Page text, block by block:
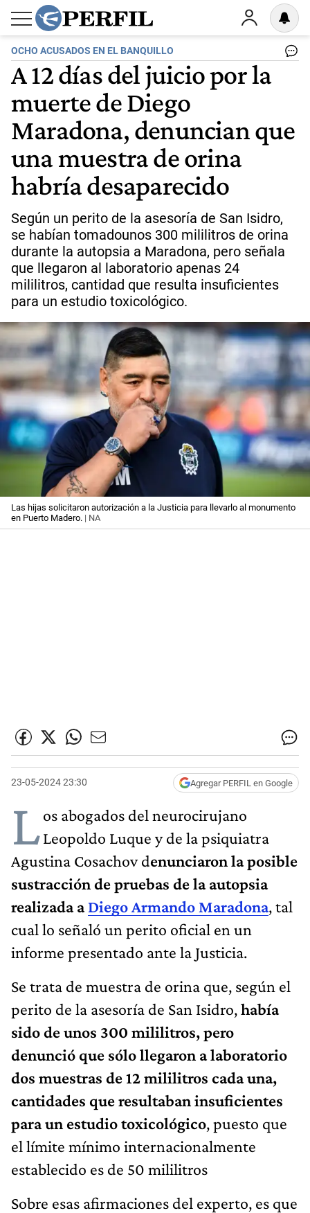
OCHO ACUSADOS EN EL BANQUILLO
A 12 días del juicio por la
muerte de Diego
Maradona, denuncian que
una muestra de orina
habría desaparecido
Según un perito de la asesoría de San Isidro,
se habían tomadounos 300 mililitros de orina
durante la autopsia a Maradona, pero señala
que llegaron al laboratorio apenas 24
mililitros, cantidad que resulta insuficientes
para un estudio toxicológico.
Las hijas solicitaron autorización a la Justicia para llevarlo al monumento
en Puerto Madero. | NA
23-05-2024 23:30 Agregar PERFIL en Google
Los abogados del neurocirujano
Leopoldo Luque y de la psiquiatra
Agustina Cosachov denunciaron la posible
sustracción de pruebas de la autopsia
realizada aDiego Armando Maradona, tal
cual lo señaló un perito oficial en un
informe presentado ante la Justicia.
Se trata de muestra de orina que, según el
perito de la asesoría de San Isidro,había
sido de unos 300 mililitros, pero
denunció que sólo llegaron a laboratorio
dos muestras de 12 mililitros cada una,
cantidades que resultaban insuficientes
para un estudio toxicológico, puesto que
el límite mínimo internacionalmente
establecido es de 50 mililitros
Sobre esas afirmaciones del experto, es que